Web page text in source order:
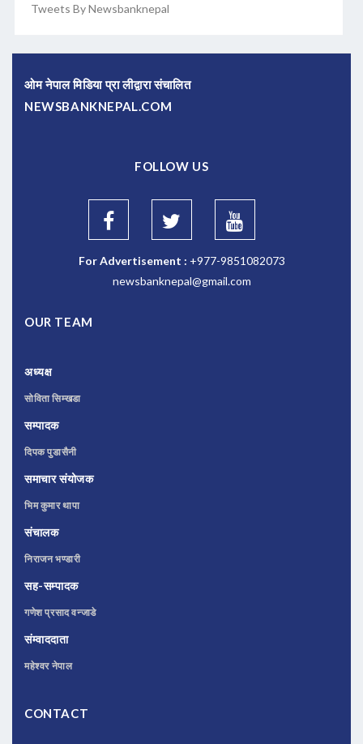
Tweets By Newsbanknepal
ओम नेपाल मिडिया प्रा लीद्वारा संचालित
NEWSBANKNEPAL.COM
FOLLOW US
For Advertisement : +977-9851082073
newsbanknepal@gmail.com
OUR TEAM
अध्यक्ष
सोविता सिम्खडा
सम्पादक
दिपक पुडासैनी
समाचार संयोजक
भिम कुमार थापा
संचालक
निराजन भण्डारी
सह-सम्पादक
गणेश प्रसाद वन्जाडे
संम्वाददाता
महेश्वर नेपाल
CONTACT